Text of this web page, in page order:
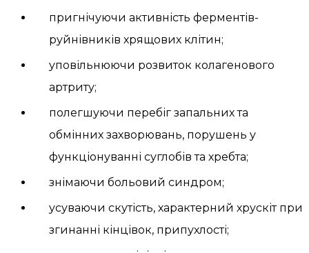
пригнічуючи активність ферментів-
руйнівників хрящових клітин;
уповільнюючи розвиток колагенового
артриту;
полегшуючи перебіг запальних та
обмінних захворювань, порушень у
функціонуванні суглобів та хребта;
знімаючи больовий синдром;
усуваючи скутість, характерний хрускіт при
згинанні кінцівок, припухлості;